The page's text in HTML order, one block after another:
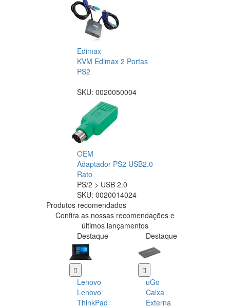
Edimax
KVM Edimax 2 Portas
PS2
SKU: 0020050004
OEM
Adaptador PS2 USB2.0
Rato
PS/2 > USB 2.0
SKU: 0020014024
Produtos recomendados
Confira as nossas recomendações e
últimos lançamentos
Destaque
Lenovo
Lenovo
ThinkPad
Destaque
uGo
Caixa
Externa